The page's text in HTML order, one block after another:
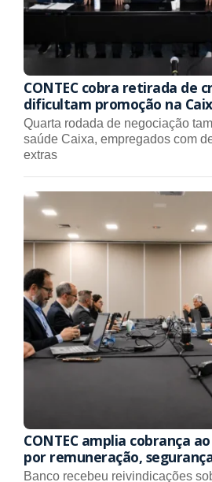
CONTEC cobra retirada de
dificultam promoção na
Quarta rodada de negociação
saúde Caixa, empregados com
extras
CONTEC amplia cobrança
por remuneração,
Banco recebeu reivindicações